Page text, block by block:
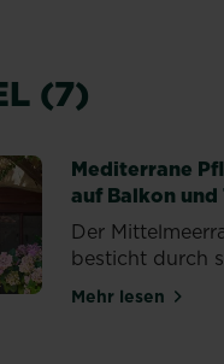
(7)
Mediterrane
auf Balkon und
Der
besticht durch
Mehr lesen
über